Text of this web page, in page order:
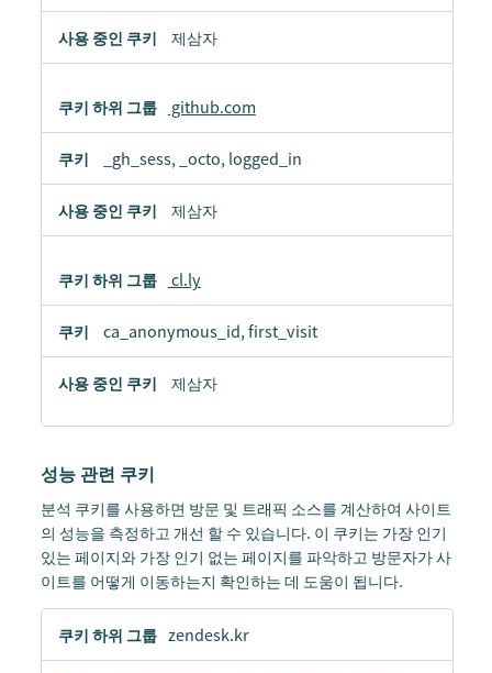
제삼자
github.com
_gh_sess, _octo, logged_in
제삼자
cl.ly
ca_anonymous_id, first_visit
제삼자
성능 관련 쿠키
분석 쿠키를 사용하면 방문 및 트래픽 소스를 계산하여 사이트
의 성능을 측정하고 개선 할 수 있습니다. 이 쿠키는 가장 인기
있는 페이지와 가장 인기 없는 페이지를 파악하고 방문자가 사
이트를 어떻게 이동하는지 확인하는 데 도움이 됩니다.
zendesk.kr